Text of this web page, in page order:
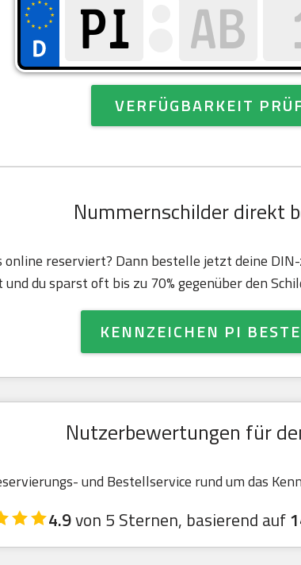
VERFÜGBARKEIT
Nummernschilder direkt
online reserviert? Dann bestelle jetzt deine
du sparst oft bis zu 70% gegenüber den
KENNZEICHEN PI
Nutzerbewertungen für
und Bestellservice rund um das
4.9von 5 Sternen, basierend auf